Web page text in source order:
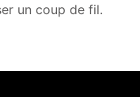
un coup de fil.